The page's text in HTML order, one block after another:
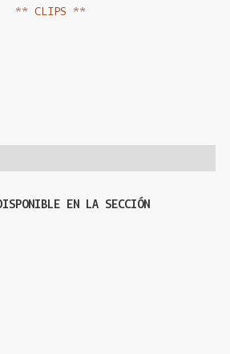
** CLIPS **
EN LA SECCIÓN